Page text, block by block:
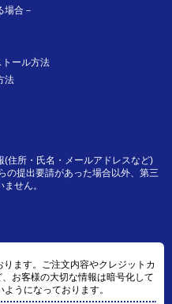
場合－
ール方法
法
住所・氏名・メールアドレスなど)
の提出要請があった場合以外、第三
せん。
ます。ご注文内容やクレジットカ
お客様の大切な情報は暗号化して
うになっております。